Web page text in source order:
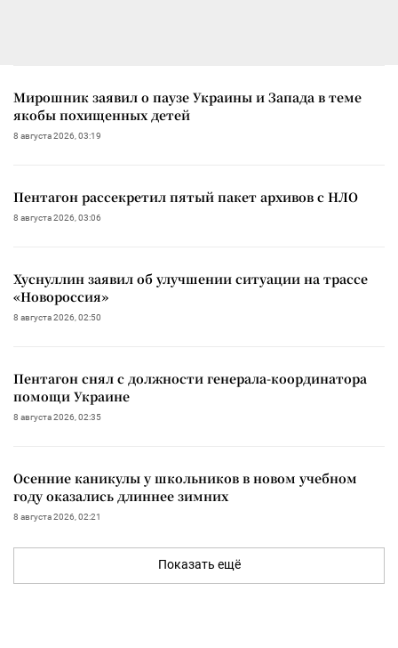
Мирошник заявил о паузе Украины и Запада в теме
якобы похищенных детей
8 августа 2026, 03:19
Пентагон рассекретил пятый пакет архивов с НЛО
8 августа 2026, 03:06
Хуснуллин заявил об улучшении ситуации на трассе
«Новороссия»
8 августа 2026, 02:50
Пентагон снял с должности генерала-координатора
помощи Украине
8 августа 2026, 02:35
Осенние каникулы у школьников в новом учебном
году оказались длиннее зимних
8 августа 2026, 02:21
Показать ещё